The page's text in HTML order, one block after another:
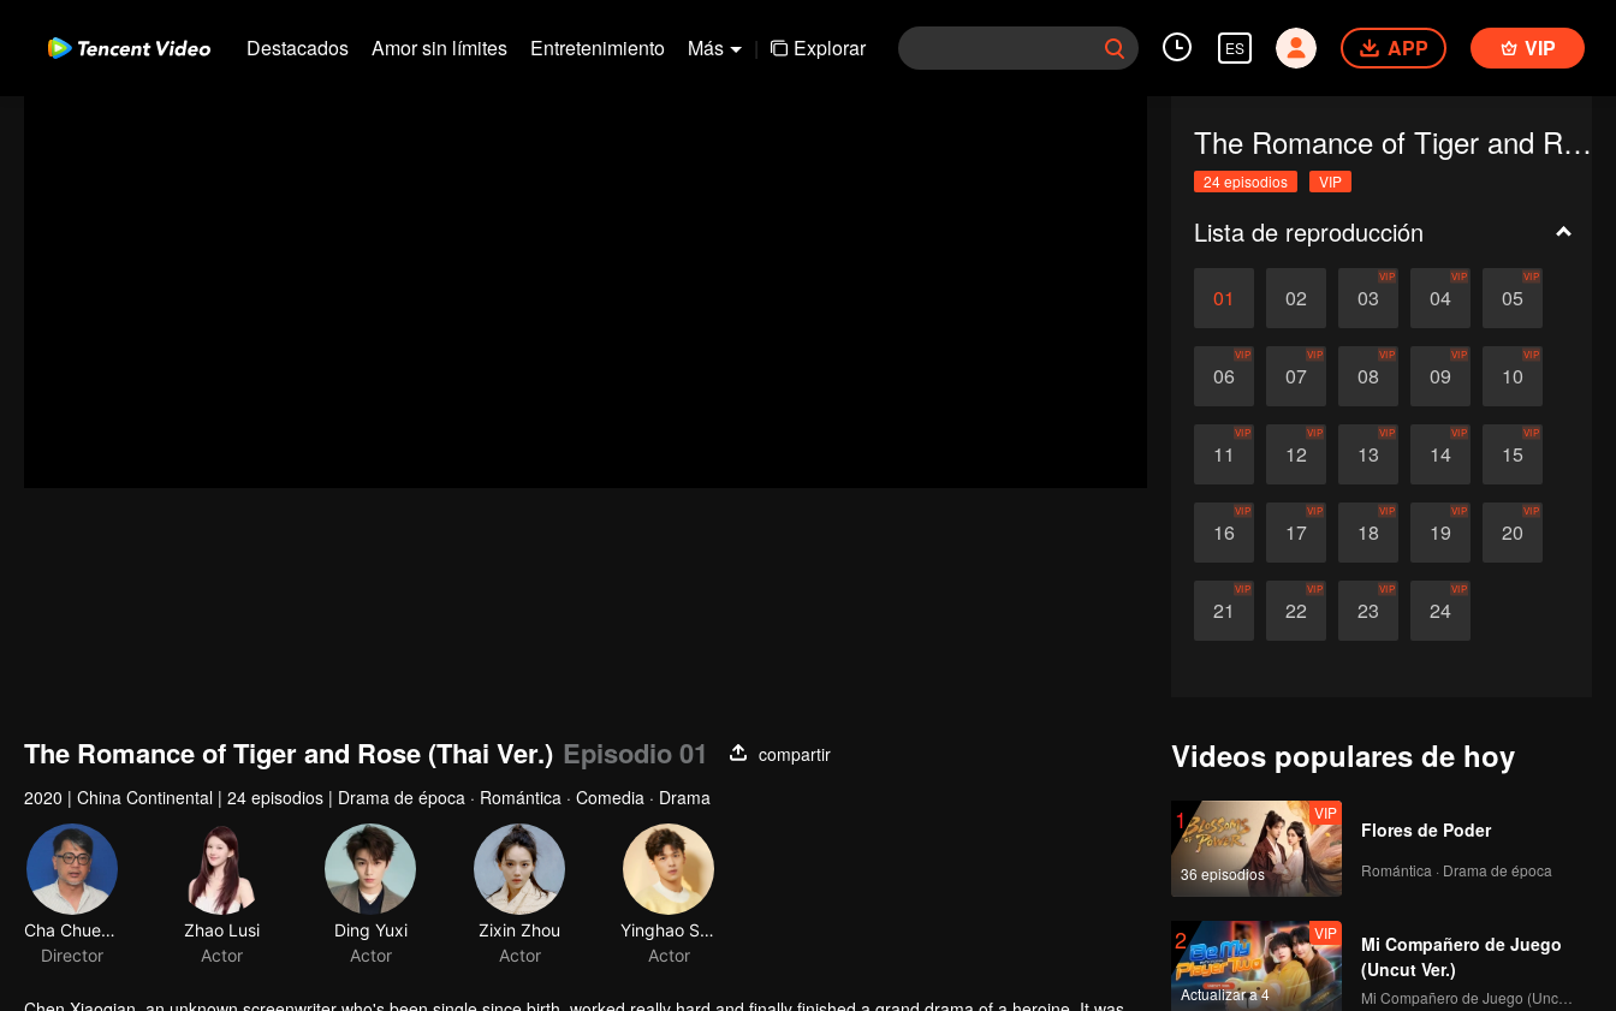
Destacados Amor sin límites Entretenimiento Más | Explorar ES APP VIP
The Romance of Tiger and Rose (Thai Ver.)
24 episodios VIP
Lista de reproducción
01 02 03
VIP
04
VIP
05
VIP
06
VIP
07
VIP
08
VIP
09
VIP
10
VIP
11
VIP
12
VIP
13
VIP
14
VIP
15
VIP
16
VIP
17
VIP
18
VIP
19
VIP
20
VIP
21
VIP
22
VIP
23
VIP
24
VIP
The Romance of Tiger and Rose (Thai Ver.) Episodio 01
compartir
2020 | China Continental | 24 episodios | Drama de época · Romántica · Comedia · Drama
Cha Chuen Yee
Director
Zhao Lusi
Actor
Ding Yuxi
Actor
Zixin Zhou
Actor
Yinghao Sheng
Actor
Videos populares de hoy
1
36 episodios
VIP
Flores de Poder
Romántica · Drama de época
2
Actualizar a 4
VIP
Mi Compañero de Juego
(Uncut Ver.)
Mi Compañero de Juego (Uncut Ver.)